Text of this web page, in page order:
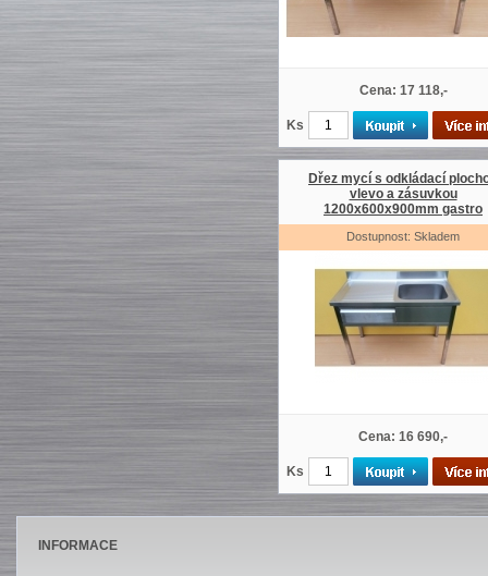
Cena: 17 118,-
Ks
Dřez mycí s odkládací
vlevo a zásuvkou
1200x600x900mm gastro
Dostupnost: Skladem
Cena: 16 690,-
Ks
INFORMACE